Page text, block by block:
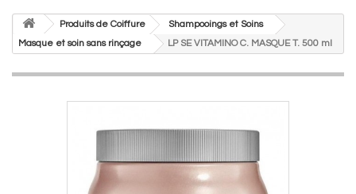
Produits de Coiffure
Shampooings et Soins
Masque et soin sans rinçage
LP SE VITAMINO C. MASQUE T. 500 ml